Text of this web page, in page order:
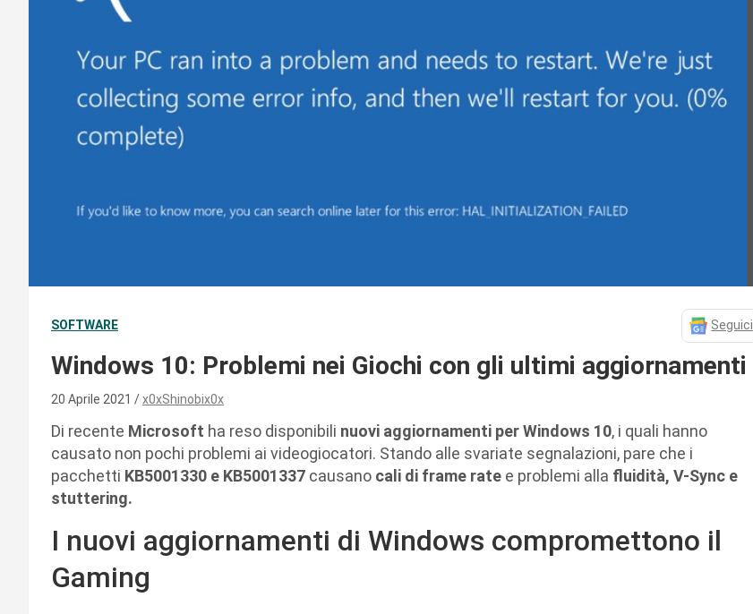
SOFTWARE Seguici
Windows 10: Problemi nei Giochi con gli ultimi aggiornamenti
20 Aprile 2021 x0xShinobix0x
Di recente Microsoft ha reso disponibili nuovi aggiornamenti per Windows 10, i quali hanno
causato non pochi problemi ai videogiocatori. Stando alle svariate segnalazioni, pare che i
pacchetti KB5001330 e KB5001337 causano cali di frame rate e problemi alla fluidità, V-Sync e
stuttering.
I nuovi aggiornamenti di Windows compromettono il
Gaming